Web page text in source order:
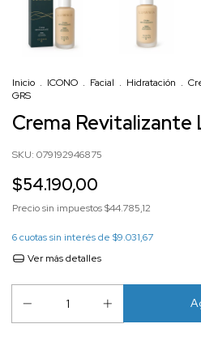
Inicio . ICONO . Facial . Hidratación .
GRS
Crema Revitalizante
SKU: 079192946875
$54.190,00
Precio sin impuestos$44.785,12
6cuotas sin interés de $9.031,67
Ver más detalles